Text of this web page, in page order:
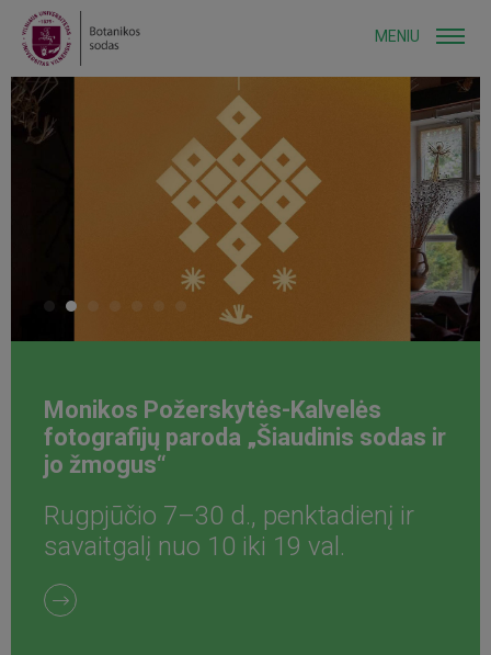
MENIU
Monikos Požerskytės-Kalvelės
fotografijų paroda „Šiaudinis sodas ir
jo žmogus“
Rugpjūčio 7–30 d., penktadienį ir
savaitgalį nuo 10 iki 19 val.